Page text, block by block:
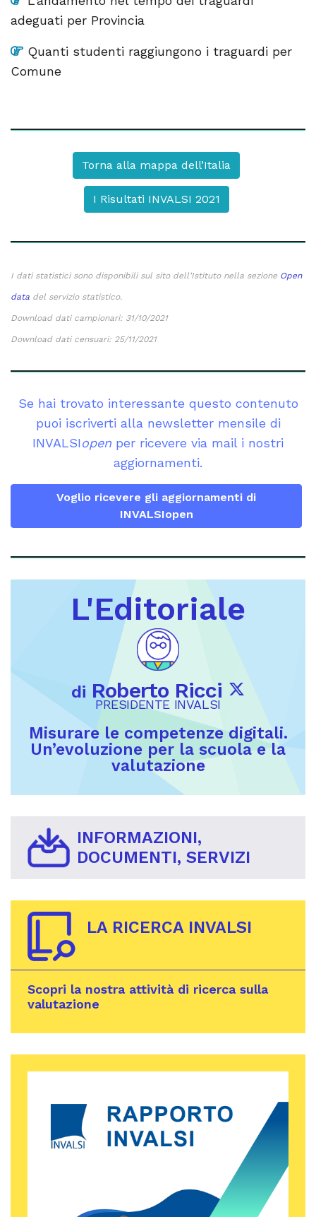
adeguati per Provincia
Quanti studenti raggiungono i traguardi per
Comune
Torna alla mappa dell’Italia
I Risultati INVALSI 2021
I dati statistici sono disponibili sul sito dell’Istituto nella sezione Open
data del servizio statistico.
Download dati campionari: 31/10/2021
Download dati censuari: 25/11/2021
Se hai trovato interessante questo contenuto
puoi iscriverti alla newsletter mensile di
INVALSIopen per ricevere via mail i nostri
aggiornamenti.
Voglio ricevere gli aggiornamenti di
INVALSIopen
L'Editoriale
di Roberto Ricci
PRESIDENTE INVALSI
Misurare le competenze digitali.
Un’evoluzione per la scuola e la
valutazione
INFORMAZIONI,
DOCUMENTI, SERVIZI
LA RICERCA INVALSI
Scopri la nostra attività di ricerca sulla
valutazione